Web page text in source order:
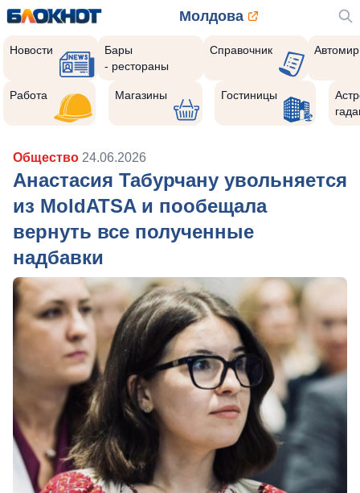
Молдова
Новости
Бары
- рестораны
Справочник Автомир
Работа Магазины Гостиницы
Общество 24.06.2026
Анастасия Табурчану увольняется
из MoldATSA и пообещала
вернуть все полученные
надбавки